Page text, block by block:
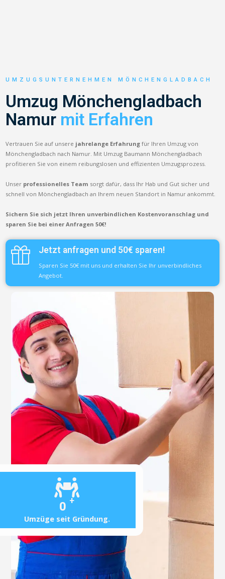
0 +
Umzüge seit Gründung.
UMZUGSUNTERNEHMEN MÖNCHENGLADBACH
Umzug Mönchengladbach
Namur mit Erfahren
Vertrauen Sie auf unsere jahrelange Erfahrung für Ihren Umzug von
Mönchengladbach nach Namur. Mit Umzug Baumann Mönchengladbach
profitieren Sie von einem reibungslosen und effizienten Umzugsprozess.
Unser professionelles Team sorgt dafür, dass Ihr Hab und Gut sicher und
schnell von Mönchengladbach an Ihrem neuen Standort in Namur ankommt.
Sichern Sie sich jetzt Ihren unverbindlichen Kostenvoranschlag und
sparen Sie bei einer Anfragen 50€!
Jetzt anfragen und 50€ sparen!
Sparen Sie 50€ mit uns und erhalten Sie Ihr unverbindliches
Angebot.